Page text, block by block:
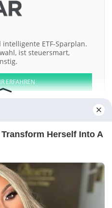
ETF-Sparplan.
ist steuersmart,
ERFAHREN
Jones NASDAQ 100 Nikkei 225
Aktien:
of 2 Shs + 1 Wt TO3 +1 Wt TO4
e Investimentos
AIS Resources
-Barrierefreiheit
Herself Into A